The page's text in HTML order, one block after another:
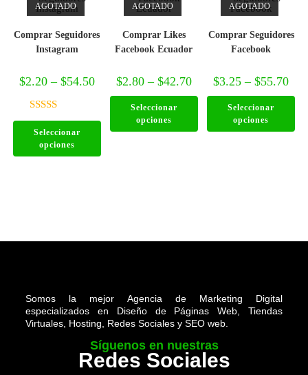
AGOTADO
Comprar Seguidores
Instagram
$2.20 – $54.50
Valorado en
4.88de 5
Seleccionar
opciones
AGOTADO
Comprar Likes
Facebook Ecuador
$2.80 – $42.70
Seleccionar
opciones
AGOTADO
Comprar Seguidores
Facebook
$3.25 – $55.70
Seleccionar
opciones
Somos la mejor Agencia de Marketing Digital
especializados en Diseño de Páginas Web, Tiendas
Virtuales, Hosting, Redes Sociales y SEO web.
Síguenos en nuestras
Redes Sociales